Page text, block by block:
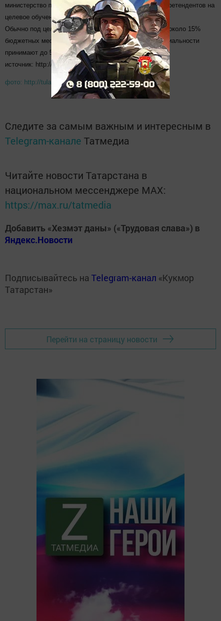
министерство передает в вуз окончательный список претендентов на
целевое обучение, уже с фамилиями.
Обычно под целевой прием в Татарстане выделяется около 15%
бюджетных мест. Но, к примеру, на медицинские специальности
принимают до 50% целевиков.
источник: http://www.tatpressa.ru/news/19866.html
фото: http://tulasmi.ru/news/4929
Следите за самым важным и интересным в
Telegram-канале Татмедиа
Читайте новости Татарстана в
национальном мессенджере MАХ:
https://max.ru/tatmedia
Добавить «Хезмэт даны» («Трудовая слава») в
Яндекс.Новости
Подписывайтесь на Telegram-канал «Кукмор
Татарстан»
Перейти на страницу новости